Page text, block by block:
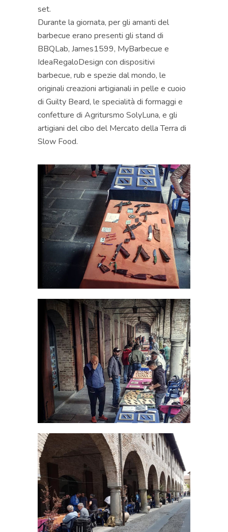
set.
Durante la giornata, per gli amanti del
barbecue erano presenti gli stand di
BBQLab, James1599, MyBarbecue e
IdeaRegaloDesign con dispositivi
barbecue, rub e spezie dal mondo, le
originali creazioni artigianali in pelle e cuoio
di Guilty Beard, le specialità di formaggi e
confetture di Agritursmo SolyLuna, e gli
artigiani del cibo del Mercato della Terra di
Slow Food.